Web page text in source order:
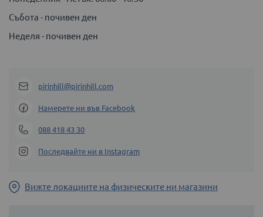
Събота - почивен ден
Неделя - почивен ден
pirinhill@pirinhill.com
Намерете ни във Facebook
088 418 43 30
Последвайте ни в Instagram
Вижте локациите на физическите ни магазини